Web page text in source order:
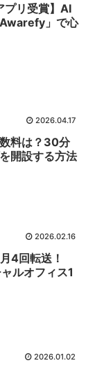
プリ受賞】AI
」で心
2026.04.17
料は？30分
開設する方法
2026.02.16
4回転送！
ルオフィス1
2026.01.02